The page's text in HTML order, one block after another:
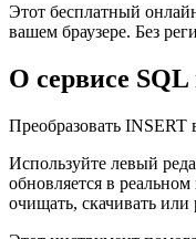
Этот бесплатный
вашем браузере. Без
О сервисе
Преобразовать INSERT
Используйте левый
обновляется в
очищать, скачивать или